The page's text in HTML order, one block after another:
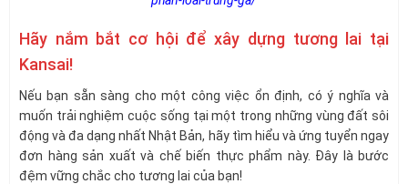
Hãy nắm bắt cơ hội để xây dựng tương lai tại
Kansai!
Nếu bạn sẵn sàng cho một công việc ổn định, có ý nghĩa và
muốn trải nghiệm cuộc sống tại một trong những vùng đất sôi
động và đa dạng nhất Nhật Bản, hãy tìm hiểu và ứng tuyển ngay
đơn hàng sản xuất và chế biến thực phẩm này. Đây là bước
đệm vững chắc cho tương lai của bạn!